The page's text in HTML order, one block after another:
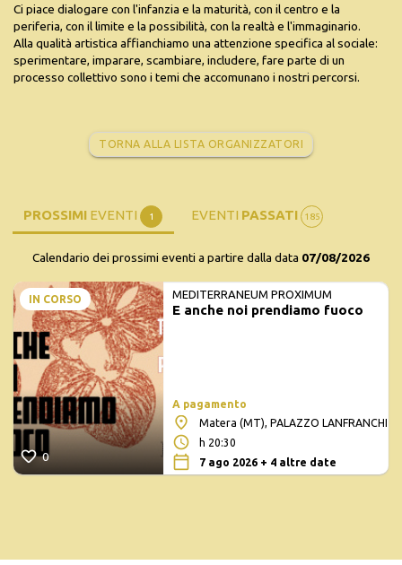
Ci piace dialogare con l'infanzia e la maturità, con il centro e la
periferia, con il limite e la possibilità, con la realtà e l'immaginario.
Alla qualità artistica affianchiamo una attenzione specifica al sociale:
sperimentare, imparare, scambiare, includere, fare parte di un
processo collettivo sono i temi che accomunano i nostri percorsi.
TORNA ALLA LISTA ORGANIZZATORI
PROSSIMI EVENTI 1 EVENTI PASSATI 185
Calendario dei prossimi eventi a partire dalla data 07/08/2026
IN CORSO
0
MEDITERRANEUM PROXIMUM
E anche noi prendiamo fuoco
A pagamento
Matera (MT), PALAZZO LANFRANCHI
h 20:30
7 ago 2026 + 4 altre date